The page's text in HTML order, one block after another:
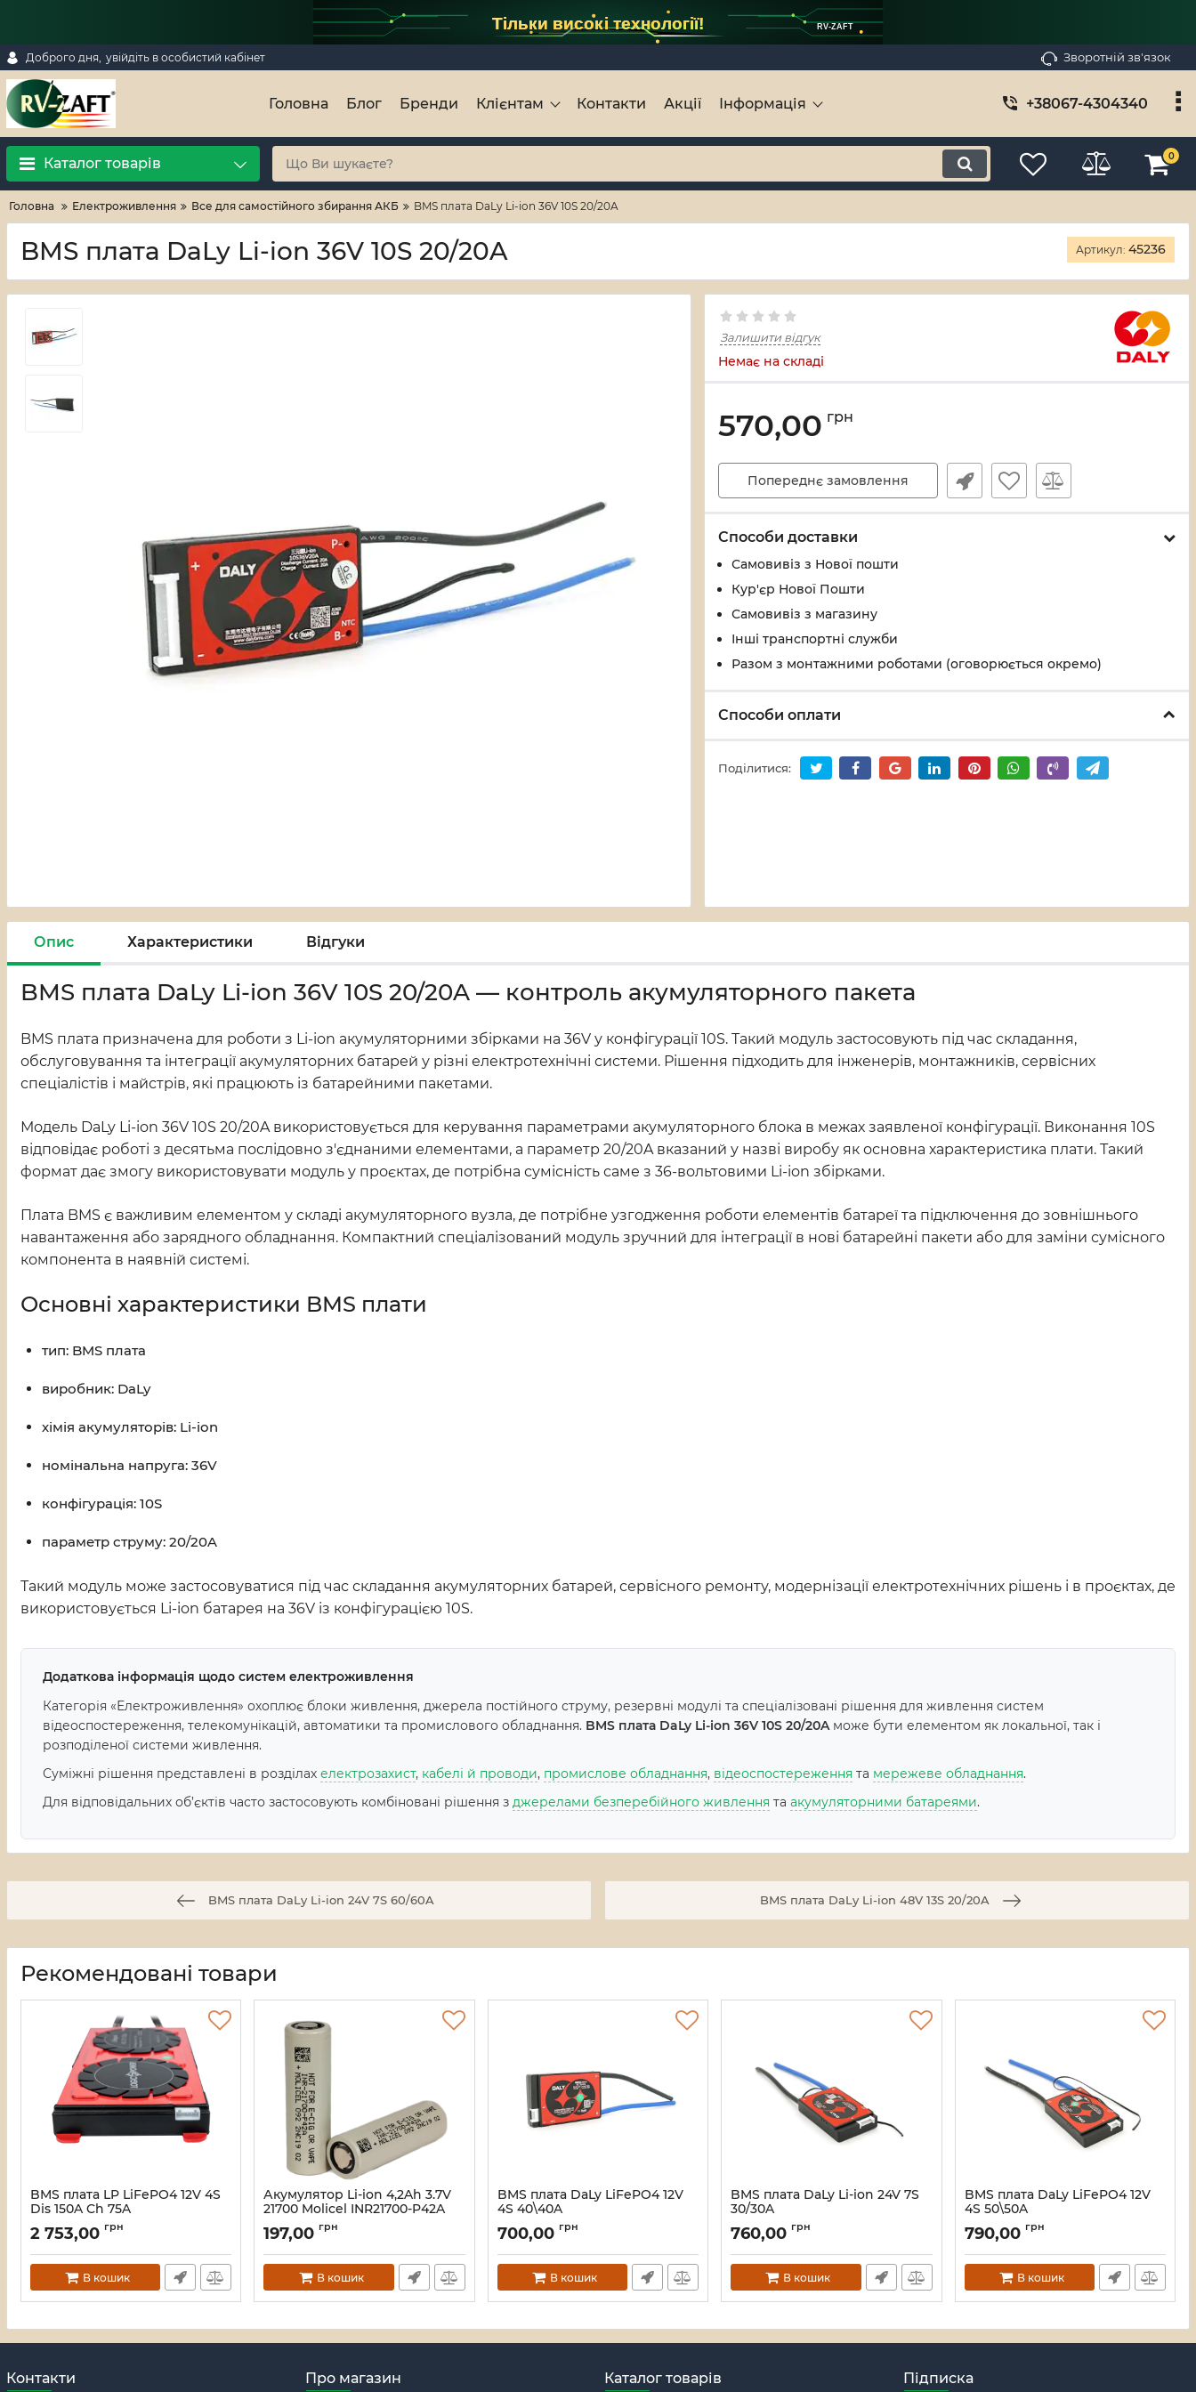
Тільки високі технології! RV-ZAFT
Доброго дня, увійдіть в особистий кабінет Зворотній зв'язок
Головна Блог Бренди Клієнтам Контакти Акції Інформація +38067-4304340
Каталог товарів 0
Головна Електроживлення Все для самостійного збирання АКБ BMS плата DaLy Li-ion 36V 10S 20/20A
BMS плата DaLy Li-ion 36V 10S 20/20A Артикул: 45236
Залишити відгук
Немає на складі
570,00 грн
Попереднє замовлення
Способи доставки
Самовивіз з Нової пошти
Кур'єр Нової Пошти
Самовивіз з магазину
Інші транспортні служби
Разом з монтажними роботами (оговорюється окремо)
Способи оплати
Поділитися:
Опис Характеристики Відгуки
BMS плата DaLy Li-ion 36V 10S 20/20A — контроль акумуляторного пакета
BMS плата призначена для роботи з Li-ion акумуляторними збірками на 36V у конфігурації 10S. Такий модуль застосовують під час складання,
обслуговування та інтеграції акумуляторних батарей у різні електротехнічні системи. Рішення підходить для інженерів, монтажників, сервісних
спеціалістів і майстрів, які працюють із батарейними пакетами.
Модель DaLy Li-ion 36V 10S 20/20A використовується для керування параметрами акумуляторного блока в межах заявленої конфігурації. Виконання 10S
відповідає роботі з десятьма послідовно з'єднаними елементами, а параметр 20/20A вказаний у назві виробу як основна характеристика плати. Такий
формат дає змогу використовувати модуль у проєктах, де потрібна сумісність саме з 36-вольтовими Li-ion збірками.
Плата BMS є важливим елементом у складі акумуляторного вузла, де потрібне узгодження роботи елементів батареї та підключення до зовнішнього
навантаження або зарядного обладнання. Компактний спеціалізований модуль зручний для інтеграції в нові батарейні пакети або для заміни сумісного
компонента в наявній системі.
Основні характеристики BMS плати
тип: BMS плата
виробник: DaLy
хімія акумуляторів: Li-ion
номінальна напруга: 36V
конфігурація: 10S
параметр струму: 20/20A
Такий модуль може застосовуватися під час складання акумуляторних батарей, сервісного ремонту, модернізації електротехнічних рішень і в проєктах, де
використовується Li-ion батарея на 36V із конфігурацією 10S.
Додаткова інформація щодо систем електроживлення
Категорія «Електроживлення» охоплює блоки живлення, джерела постійного струму, резервні модулі та спеціалізовані рішення для живлення систем
відеоспостереження, телекомунікацій, автоматики та промислового обладнання. BMS плата DaLy Li-ion 36V 10S 20/20Aможе бути елементом як локальної, так і
розподіленої системи живлення.
Суміжні рішення представлені в розділах електрозахист, кабелі й проводи, промислове обладнання, відеоспостереження та мережеве обладнання.
Для відповідальних об’єктів часто застосовують комбіновані рішення з джерелами безперебійного живлення та акумуляторними батареями.
BMS плата DaLy Li-ion 24V 7S 60/60A BMS плата DaLy Li-ion 48V 13S 20/20A
Рекомендовані товари
BMS плата LP LiFePO4 12V 4S
Dis 150A Ch 75A
Артикул: 19197
2 753,00 грн
В кошик
Акумулятор Li-ion 4,2Ah 3.7V
21700 Molicel INR21700-P42A
Артикул:29596
197,00 грн
В кошик
BMS плата DaLy LiFePO4 12V
4S 40\40A
Артикул: 42593
700,00 грн
В кошик
BMS плата DaLy Li-ion 24V 7S
30/30A
Артикул:42592
760,00 грн
В кошик
BMS плата DaLy LiFePO4 12V
4S 50\50A
Артикул:42595
790,00 грн
В кошик
Контакти Про магазин Каталог товарів Підписка